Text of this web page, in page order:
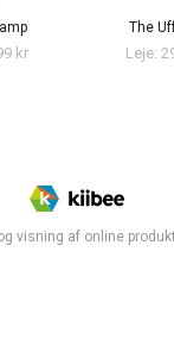
kr
The
Leje:
visning af online